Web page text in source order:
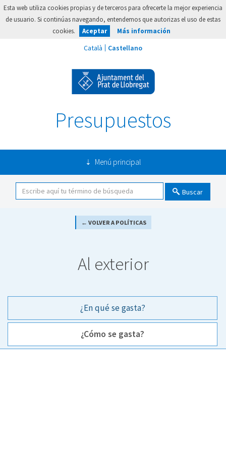
Esta web utiliza cookies propias y de terceros para ofrecerte la mejor experiencia
de usuario. Si continúas navegando, entendemos que autorizas el uso de estas
cookies.
Aceptar Más información
Presupuestos
Menú principal
Buscar
← VOLVER A POLÍTICAS
Al exterior
¿En qué se gasta?
¿Cómo se gasta?